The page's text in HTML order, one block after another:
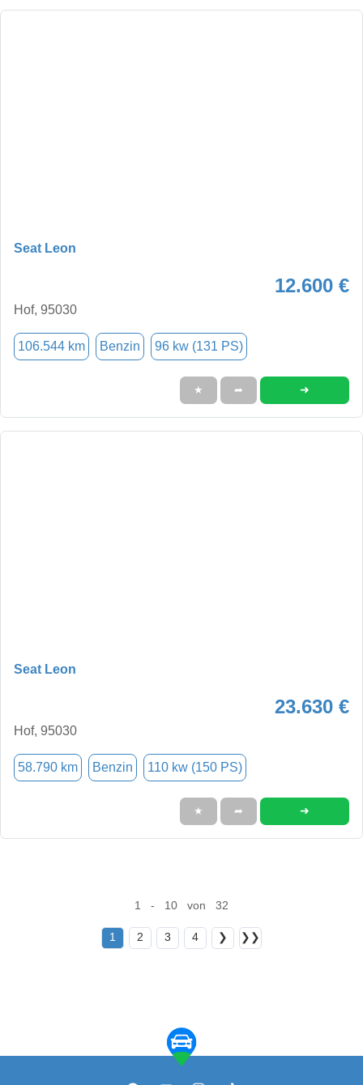
Seat Leon
12.600 €
Hof, 95030
106.544 km Benzin 96 kw (131 PS)
★ ➦ ➜
Seat Leon
23.630 €
Hof, 95030
58.790 km Benzin 110 kw (150 PS)
★ ➦ ➜
1 - 10 von 32
1 2 3 4 ❯ ❯❯